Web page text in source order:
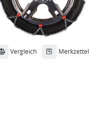
Vergleich Merkzettel